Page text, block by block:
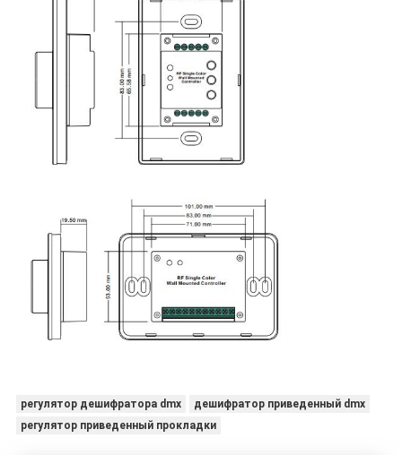
регулятор дешифратора dmx
дешифратор приведенный dmx
регулятор приведенный прокладки